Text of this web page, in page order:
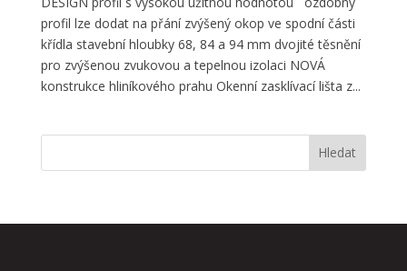
profil lze dodat na přání zvýšený okop ve spodní části
křídla stavební hloubky 68, 84 a 94 mm dvojité těsnění
pro zvýšenou zvukovou a tepelnou izolaci NOVÁ
konstrukce hliníkového prahu Okenní zasklívací lišta z...